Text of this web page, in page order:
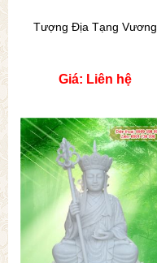
Tượng Địa Tạng Vương
Giá: Liên hệ